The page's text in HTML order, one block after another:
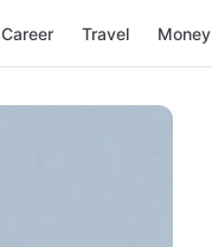
Career Travel Money